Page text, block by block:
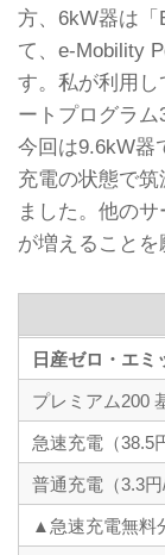
方、6kW器は「
て、e-Mobility
す。私が利用
ートプログラム
今回は9.6kW器
充電の状態で
ました。他の
が増えることを
日産ゼロ・エミ
プレミアム200
急速充電（38.5
普通充電（3.3円/
▲急速充電無料